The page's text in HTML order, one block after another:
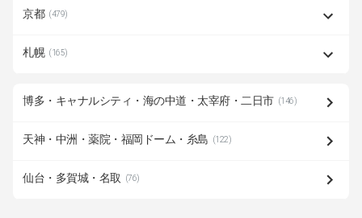
京都 (479)
札幌 (165)
博多・キャナルシティ・海の中道・太宰府・二日市 (146)
天神・中洲・薬院・福岡ドーム・糸島 (122)
仙台・多賀城・名取 (76)